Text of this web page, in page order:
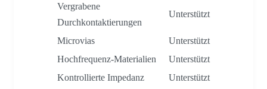
Vergrabene
Durchkontaktierungen
Unterstützt
Microvias
Unterstützt
Hochfrequenz-Materialien
Unterstützt
Kontrollierte Impedanz
Unterstützt